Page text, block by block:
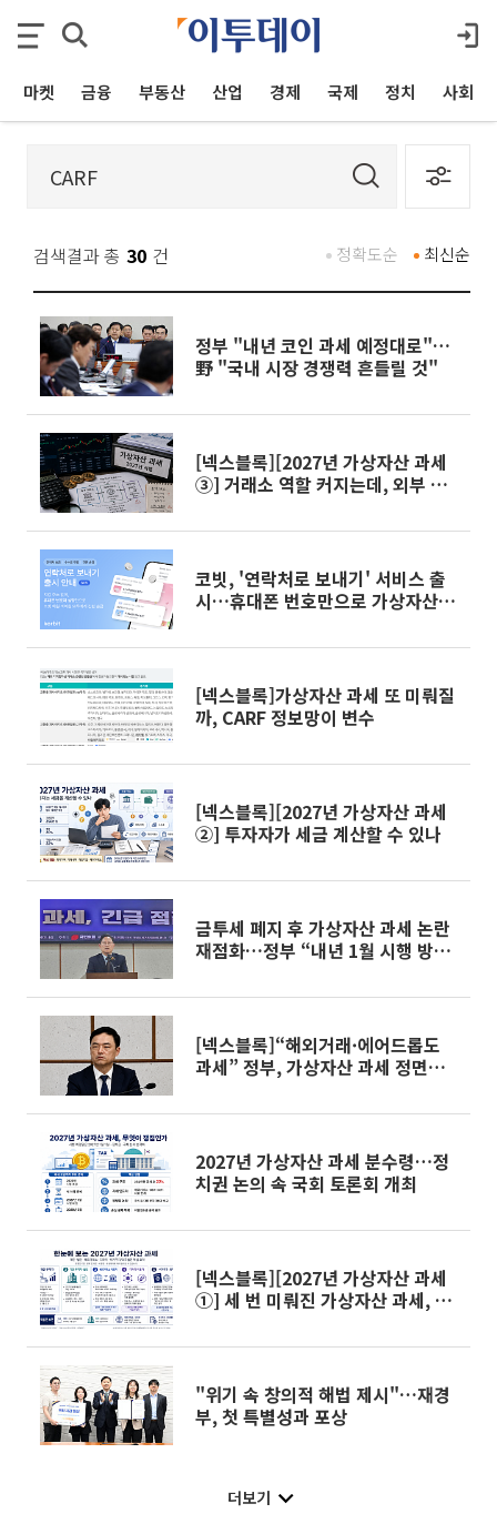
마켓 금융 부동산 산업 경제 국제 정치 사회
검색결과 총 30 건 최신순
정확도순
정부 "내년 코인 과세 예정대로"…
野 "국내 시장 경쟁력 흔들릴 것"
[넥스블록][2027년 가상자산 과세
③] 거래소 역할 커지는데, 외부 거
코빗, '연락처로 보내기' 서비스 출
시…휴대폰 번호만으로 가상자산 송
[넥스블록]가상자산 과세 또 미뤄질
까, CARF 정보망이 변수
[넥스블록][2027년 가상자산 과세
②] 투자자가 세금 계산할 수 있나
금투세 폐지 후 가상자산 과세 논란
재점화…정부 “내년 1월 시행 방침
[넥스블록]“해외거래·에어드롭도
과세” 정부, 가상자산 과세 정면돌
2027년 가상자산 과세 분수령…정
치권 논의 속 국회 토론회 개최
[넥스블록][2027년 가상자산 과세
①] 세 번 미뤄진 가상자산 과세, 시
"위기 속 창의적 해법 제시"…재경
부, 첫 특별성과 포상
더보기